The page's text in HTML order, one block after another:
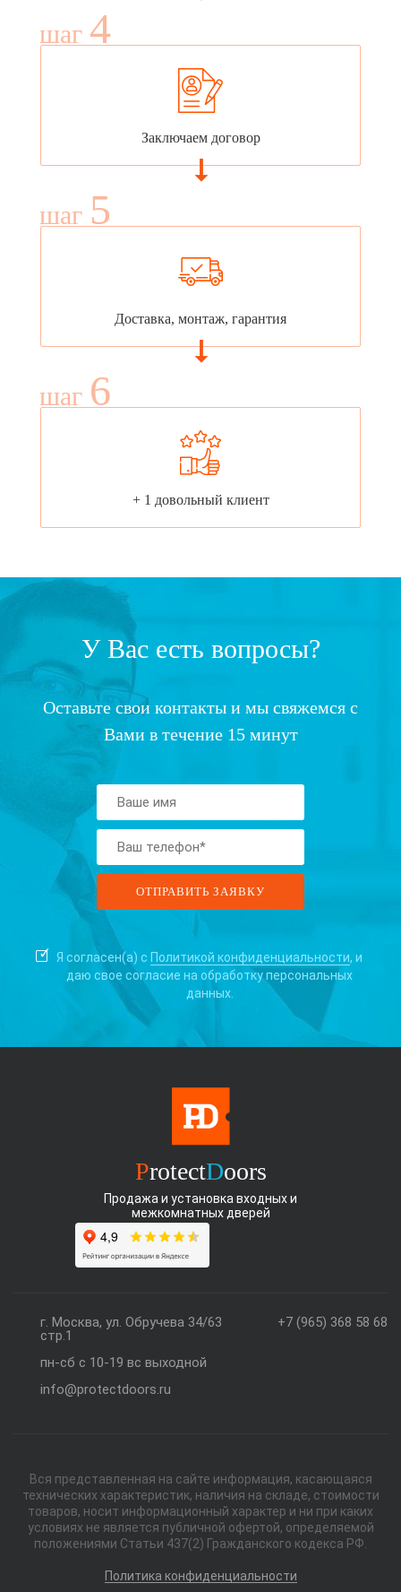
шаг 4
Заключаем договор
шаг 5
Доставка, монтаж, гарантия
шаг 6
+ 1 довольный клиент
У Вас есть вопросы?
Оставьте свои контакты и мы свяжемся с
Вами в течение 15 минут
Я согласен(а) с Политикой конфиденциальности, и
даю свое согласие на обработку персональных
данных.
ProtectDoors
Продажа и установка входных и
межкомнатных дверей
+7 (965) 368 58 68
г. Москва, ул. Обручева 34/63
стр.1
пн-сб с 10-19 вс выходной
info@protectdoors.ru
Вся представленная на сайте информация, касающаяся
технических характеристик, наличия на складе, стоимости
товаров, носит информационный характер и ни при каких
условиях не является публичной офертой, определяемой
положениями Статьи 437(2) Гражданского кодекса РФ.
Политика конфиденциальности